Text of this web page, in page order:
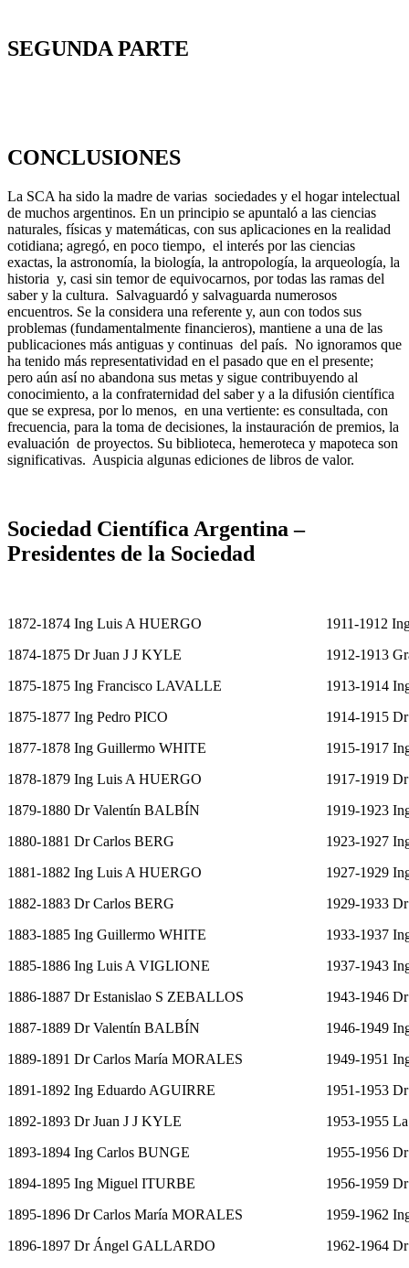
SEGUNDA PARTE
CONCLUSIONES
La SCA ha sido la madre de varias sociedades y el hogar intelectual
de muchos argentinos. En un principio se apuntaló a las ciencias
naturales, físicas y matemáticas, con sus aplicaciones en la realidad
cotidiana; agregó, en poco tiempo, el interés por las ciencias
exactas, la astronomía, la biología, la antropología, la arqueología, la
historia y, casi sin temor de equivocarnos, por todas las ramas del
saber y la cultura. Salvaguardó y salvaguarda numerosos
encuentros. Se la considera una referente y, aun con todos sus
problemas (fundamentalmente financieros), mantiene a una de las
publicaciones más antiguas y continuas del país. No ignoramos que
ha tenido más representatividad en el pasado que en el presente;
pero aún así no abandona sus metas y sigue contribuyendo al
conocimiento, a la confraternidad del saber y a la difusión científica
que se expresa, por lo menos, en una vertiente: es consultada, con
frecuencia, para la toma de decisiones, la instauración de premios, la
evaluación de proyectos. Su biblioteca, hemeroteca y mapoteca son
significativas. Auspicia algunas ediciones de libros de valor.
Sociedad Científica Argentina –
Presidentes de la Sociedad
1872-1874 Ing Luis A HUERGO
1874-1875 Dr Juan J J KYLE
1875-1875 Ing Francisco LAVALLE
1875-1877 Ing Pedro PICO
1877-1878 Ing Guillermo WHITE
1878-1879 Ing Luis A HUERGO
1879-1880 Dr Valentín BALBÍN
1880-1881 Dr Carlos BERG
1881-1882 Ing Luis A HUERGO
1882-1883 Dr Carlos BERG
1883-1885 Ing Guillermo WHITE
1885-1886 Ing Luis A VIGLIONE
1886-1887 Dr Estanislao S ZEBALLOS
1887-1889 Dr Valentín BALBÍN
1889-1891 Dr Carlos María MORALES
1891-1892 Ing Eduardo AGUIRRE
1892-1893 Dr Juan J J KYLE
1893-1894 Ing Carlos BUNGE
1894-1895 Ing Miguel ITURBE
1895-1896 Dr Carlos María MORALES
1896-1897 Dr Ángel GALLARDO
1911-1912
1912-1913
1913-1914
1914-1915
1915-1917
1917-1919
1919-1923
1923-1927
1927-1929
1929-1933
1933-1937
1937-1943
1943-1946
1946-1949
1949-1951
1951-1953
1953-1955
1955-1956
1956-1959
1959-1962
1962-1964